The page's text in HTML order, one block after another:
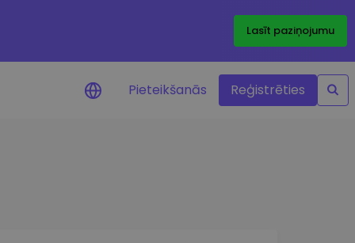
Lasīt paziņojumu
Pieteikšanās Reģistrēties